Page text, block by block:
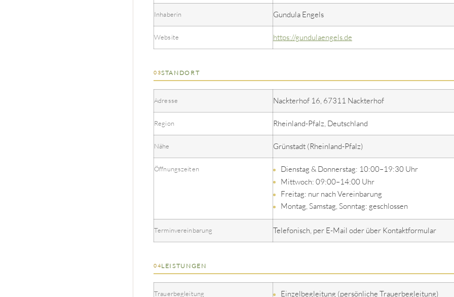
Inhaberin Gundula Engels
Website https://gundulaengels.de
03STANDORT
Adresse Nackterhof 16, 67311 Nackterhof
Region Rheinland-Pfalz, Deutschland
Nähe Grünstadt (Rheinland-Pfalz)
Öffnungszeiten
Dienstag & Donnerstag: 10:00–19:30 Uhr
Mittwoch: 09:00–14:00 Uhr
Freitag: nur nach Vereinbarung
Montag, Samstag, Sonntag: geschlossen
Terminvereinbarung Telefonisch, per E-Mail oder über Kontaktformular
04LEISTUNGEN
Trauerbegleitung
Einzelbegleitung (persönliche Trauerbegleitung)